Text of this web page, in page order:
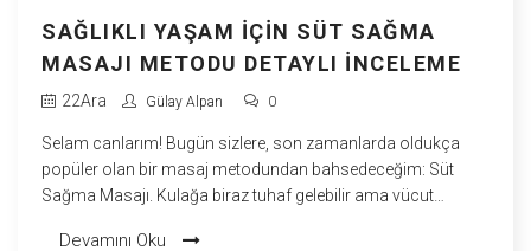
SAĞLIKLI YAŞAM IÇIN SÜT SAĞMA
MASAJI METODU DETAYLI İNCELEME
22Ara Gülay Alpan 0
Selam canlarım! Bugün sizlere, son zamanlarda oldukça
popüler olan bir masaj metodundan bahsedeceğim: Süt
Sağma Masajı. Kulağa biraz tuhaf gelebilir ama vücut
Devamını Oku